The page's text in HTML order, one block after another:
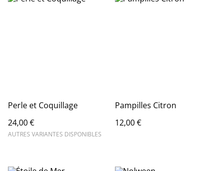
Perle et Coquillage
24,00 €
AUTRES VARIANTES DISPONIBLES
Pampilles Citron
12,00 €